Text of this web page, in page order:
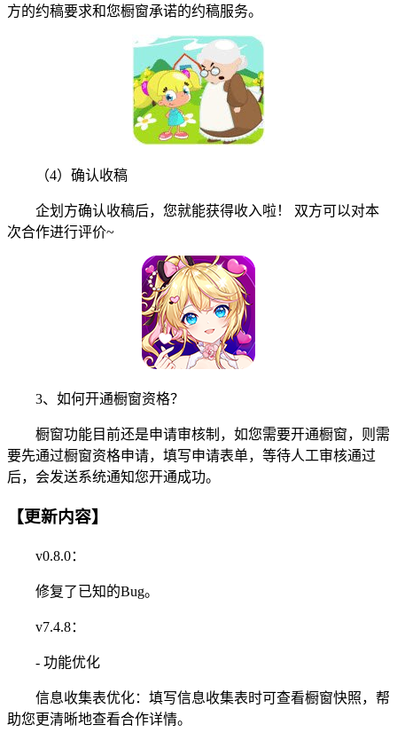
方的约稿要求和您橱窗承诺的约稿服务。
（4）确认收稿
企划方确认收稿后，您就能获得收入啦！ 双方可以对本
次合作进行评价~
3、如何开通橱窗资格？
橱窗功能目前还是申请审核制，如您需要开通橱窗，则需
要先通过橱窗资格申请，填写申请表单，等待人工审核通过
后，会发送系统通知您开通成功。
【更新内容】
v0.8.0：
修复了已知的Bug。
v7.4.8：
- 功能优化
信息收集表优化：填写信息收集表时可查看橱窗快照，帮
助您更清晰地查看合作详情。